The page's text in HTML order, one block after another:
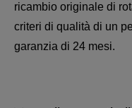
ricambio originale di
criteri di qualità di un
garanzia di 24 mesi.